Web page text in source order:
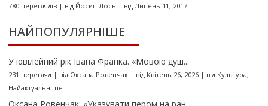
780 переглядів| від Йосип Лось | від Липень 11, 2017
НАЙПОПУЛЯРНІШЕ
У ювілейний рік Івана Франка. «Мовою душ...
231 перегляд | від Оксана Ровенчак| від Квітень 26, 2026| від Культура,
Найактуальніше